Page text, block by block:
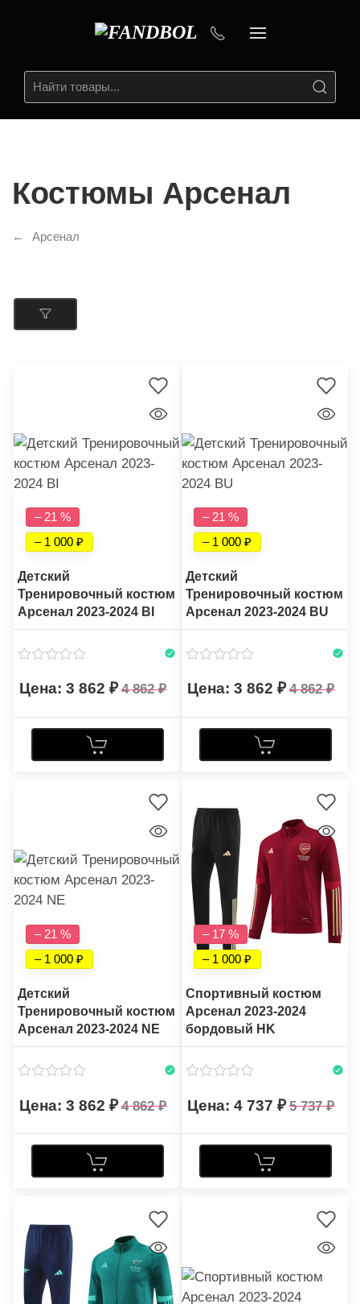
Костюмы Арсенал
Арсенал
– 21 %
– 1 000
Детский
Тренировочный костюм
Арсенал 2023-2024 BI
3 862 4 862
– 21 %
– 1 000
Детский
Тренировочный костюм
Арсенал 2023-2024 BU
3 862 4 862
– 21 %
– 1 000
Детский
Тренировочный костюм
Арсенал 2023-2024 NE
3 862 4 862
– 17 %
– 1 000
Спортивный костюм
Арсенал 2023-2024
бордовый HK
4 737 5 737